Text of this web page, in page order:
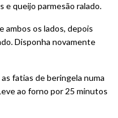
e queijo parmesão ralado.
ambos os lados, depois
Disponha novamente
fatias de beringela numa
ao forno por 25 minutos